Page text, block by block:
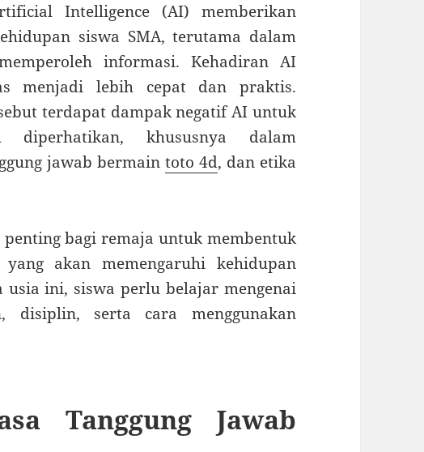
Intelligence (AI) memberikan
siswa SMA, terutama dalam
informasi. Kehadiran AI
menjadi lebih cepat dan praktis.
terdapat dampak negatif AI untuk
khususnya dalam
jawab bermain toto 4d, dan etika
bagi remaja untuk membentuk
akan memengaruhi kehidupan
usia ini, siswa perlu belajar mengenai
disiplin, serta cara menggunakan
Tanggung Jawab